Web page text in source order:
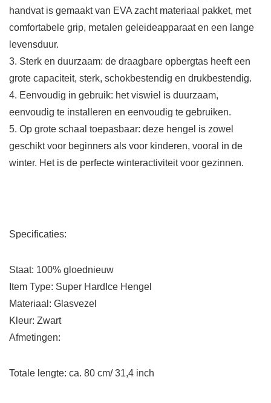
handvat is gemaakt van EVA zacht materiaal pakket, met
comfortabele grip, metalen geleideapparaat en een lange
levensduur.
3. Sterk en duurzaam: de draagbare opbergtas heeft een
grote capaciteit, sterk, schokbestendig en drukbestendig.
4. Eenvoudig in gebruik: het viswiel is duurzaam,
eenvoudig te installeren en eenvoudig te gebruiken.
5. Op grote schaal toepasbaar: deze hengel is zowel
geschikt voor beginners als voor kinderen, vooral in de
winter. Het is de perfecte winteractiviteit voor gezinnen.
Specificaties:
Staat: 100% gloednieuw
Item Type: Super HardIce Hengel
Materiaal: Glasvezel
Kleur: Zwart
Afmetingen:
Totale lengte: ca. 80 cm/ 31,4 inch